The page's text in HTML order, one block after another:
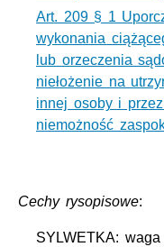
Art. 209 § 1
wykonania
lub orzeczenia
niełożenie na
innej osoby i
niemożność
Cechy rysopisowe:
SYLWETKA: